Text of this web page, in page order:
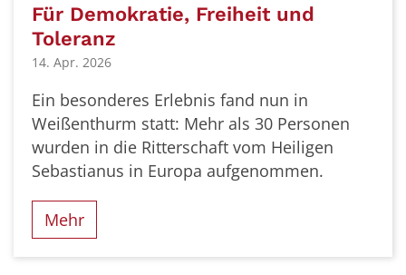
Für Demokratie, Freiheit und
Toleranz
14. Apr. 2026
Ein besonderes Erlebnis fand nun in
Weißenthurm statt: Mehr als 30 Personen
wurden in die Ritterschaft vom Heiligen
Sebastianus in Europa aufgenommen.
Mehr